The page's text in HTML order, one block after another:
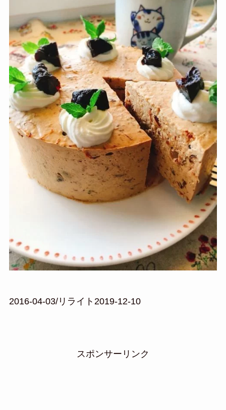
2016-04-03/リライト2019-12-10
スポンサーリンク